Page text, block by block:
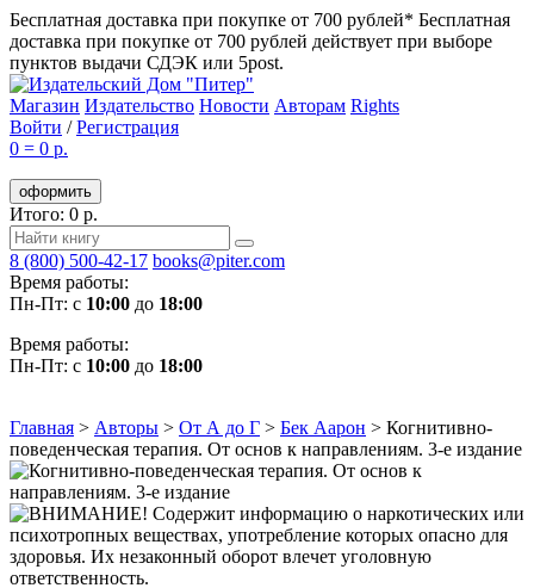
Бесплатная доставка при покупке от 700 рублей* Бесплатная
доставка при покупке от 700 рублей действует при выборе
пунктов выдачи СДЭК или 5post.
Магазин Издательство Новости Авторам Rights
Войти /Регистрация
0 = 0 р.
оформить
Итого: 0 р.
8 (800) 500-42-17 books@piter.com
Время работы:
Пн-Пт: с 10:00 до 18:00
Время работы:
Пн-Пт: с 10:00 до 18:00
Главная > Авторы > От А до Г > Бек Аарон > Когнитивно-
поведенческая терапия. От основ к направлениям. 3-е издание